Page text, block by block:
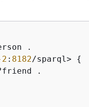
.
: 8182/sparql >
{
.